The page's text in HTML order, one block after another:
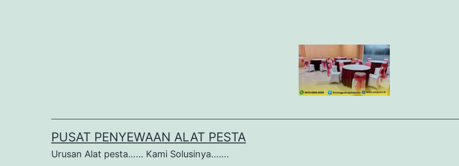
PUSAT PENYEWAAN ALAT PESTA
Urusan Alat pesta…… Kami Solusinya…….